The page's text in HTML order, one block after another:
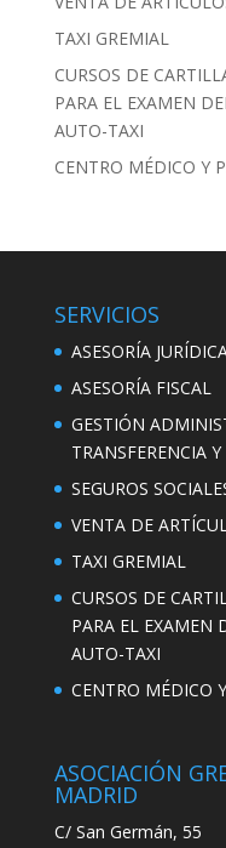
TAXI GREMIAL
CURSOS DE
PARA EL EXAMEN
AUTO-TAXI
CENTRO MÉDICO Y
SERVICIOS
ASESORÍA
ASESORÍA FISCAL
GESTIÓN
TRANSFERENCIA Y
SEGUROS
VENTA DE
TAXI GREMIAL
CURSOS DE
PARA EL EXAMEN
AUTO-TAXI
CENTRO MÉDICO
ASOCIACIÓN
MADRID
C/ San Germán, 55